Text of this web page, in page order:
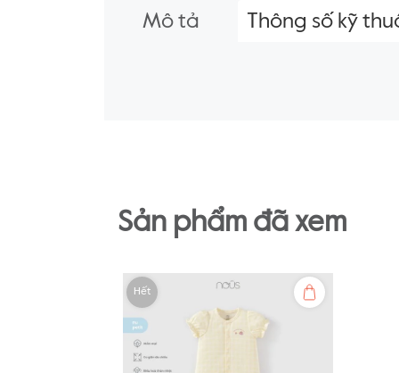
Mô tả Thông số kỹ
Sản phẩm đã xem
Hết